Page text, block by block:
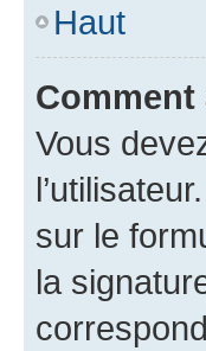
Haut
Vous
sur le
la